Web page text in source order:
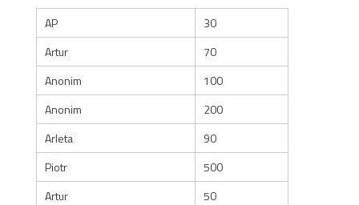
AP
30
Artur
70
Anonim
100
Anonim
200
Arleta
90
Piotr
500
Artur
50